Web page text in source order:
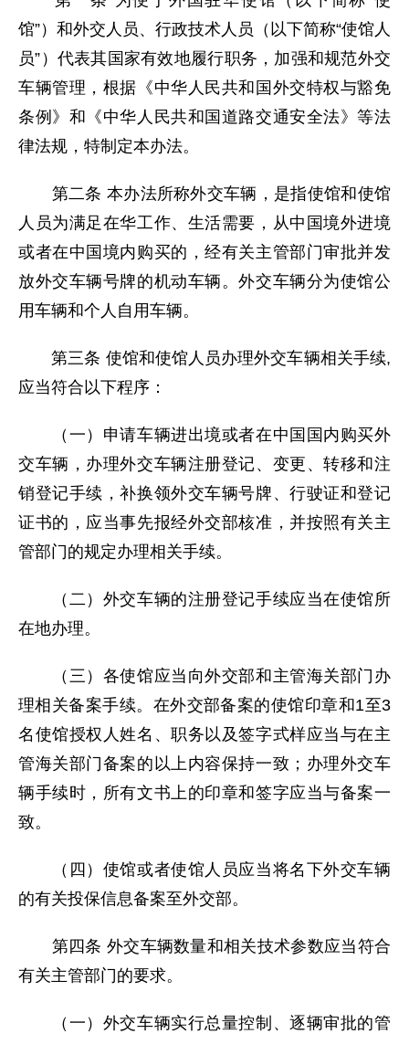
馆”）和外交人员、行政技术人员（以下简称“使馆人
员”）代表其国家有效地履行职务，加强和规范外交
车辆管理，根据《中华人民共和国外交特权与豁免
条例》和《中华人民共和国道路交通安全法》等法
律法规，特制定本办法。
第二条 本办法所称外交车辆，是指使馆和使馆
人员为满足在华工作、生活需要，从中国境外进境
或者在中国境内购买的，经有关主管部门审批并发
放外交车辆号牌的机动车辆。外交车辆分为使馆公
用车辆和个人自用车辆。
第三条 使馆和使馆人员办理外交车辆相关手续,
应当符合以下程序：
（一）申请车辆进出境或者在中国国内购买外
交车辆，办理外交车辆注册登记、变更、转移和注
销登记手续，补换领外交车辆号牌、行驶证和登记
证书的，应当事先报经外交部核准，并按照有关主
管部门的规定办理相关手续。
（二）外交车辆的注册登记手续应当在使馆所
在地办理。
（三）各使馆应当向外交部和主管海关部门办
理相关备案手续。在外交部备案的使馆印章和1至3
名使馆授权人姓名、职务以及签字式样应当与在主
管海关部门备案的以上内容保持一致；办理外交车
辆手续时，所有文书上的印章和签字应当与备案一
致。
（四）使馆或者使馆人员应当将名下外交车辆
的有关投保信息备案至外交部。
第四条 外交车辆数量和相关技术参数应当符合
有关主管部门的要求。
（一）外交车辆实行总量控制、逐辆审批的管